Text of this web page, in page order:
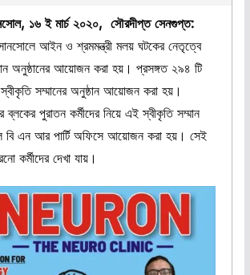
১৬ ই মার্চ ২০২০, সৌরদীপ্ত সেনগুপ্ত:
আইন ও শ্রমমন্ত্রী মলয় ঘটকের নেতৃত্বে
অনুষ্ঠানের আয়োজন করা হয়। প্রসঙ্গত ২৯৪ টি
সম্মানের অনুষ্ঠান আয়োজন করা হয়।
পুরাতন কর্মীদের নিয়ে এই স্বীকৃতি সম্মান
বি এন আর পার্টি অফিসে আয়োজন করা হয়। সেই
কর্মীদের দেখা যায়।